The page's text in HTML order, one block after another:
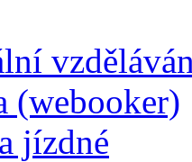
(webooker)
jízdné